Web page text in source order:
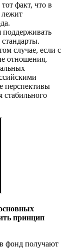
факт, что в
лежит
поддерживать
случае, если с
отношения,
перспективы
стабильного
принцип
фонд получают